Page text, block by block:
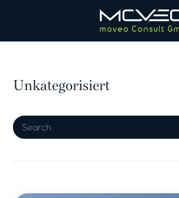
Unkategorisiert